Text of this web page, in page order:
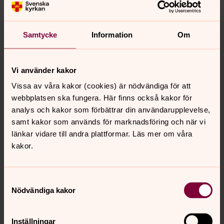
Samtycke Information Om
Vi använder kakor
Vissa av våra kakor (cookies) är nödvändiga för att
webbplatsen ska fungera. Här finns också kakor för
analys och kakor som förbättrar din användarupplevelse,
samt kakor som används för marknadsföring och när vi
länkar vidare till andra plattformar. Läs mer om våra
kakor.
Nödvändiga kakor
Inställningar
Söker du en av oss medarbetare i Lerums församling?
Kyrkor och lokaler
I Lerums församling finns tre kyrkor, vitt skilda i karaktär
och uttryck. Här kan du läsa mer om våra kyrkor och
aktiviteterna som sker i dem.
Någon att prata med
veta att det finns någon att vända sig till. I Lerums
oavsett om du behöver stöd i en svår tid eller helt enkelt